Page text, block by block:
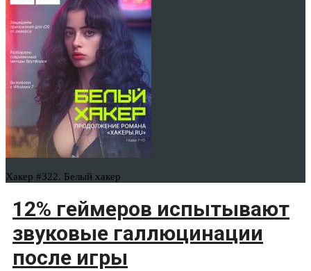
Хакер #322. Белый хакер
12% геймеров испытывают
звуковые галлюцинации
после игры